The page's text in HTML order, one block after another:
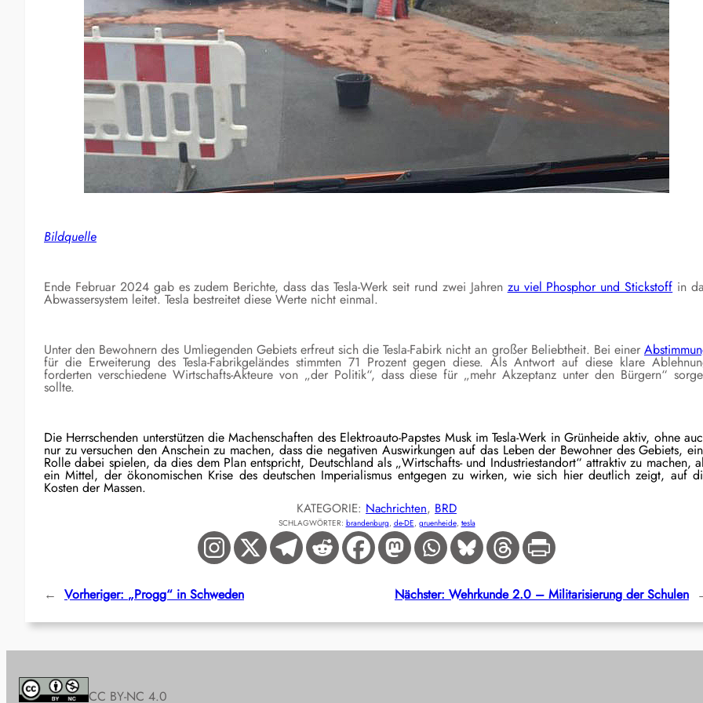
Bildquelle
Ende Februar 2024 gab es zudem Berichte, dass das Tesla-Werk seit rund zwei Jahren zu viel Phosphor und Stickstoff in
Abwassersystem leitet. Tesla bestreitet diese Werte nicht einmal.
Unter den Bewohnern des Umliegenden Gebiets erfreut sich die Tesla-Fabirk nicht an großer Beliebtheit. Bei einer
für die Erweiterung des Tesla-Fabrikgeländes stimmten 71 Prozent gegen diese. Als Antwort auf diese klare
forderten verschiedene Wirtschafts-Akteure von „der Politik“, dass diese für „mehr Akzeptanz unter den Bürgern“
sollte.
Die Herrschenden unterstützen die Machenschaften des Elektroauto-Papstes Musk im Tesla-Werk in Grünheide aktiv, ohne
nur zu versuchen den Anschein zu machen, dass die negativen Auswirkungen auf das Leben der Bewohner des Gebiets,
Rolle dabei spielen, da dies dem Plan entspricht, Deutschland als „Wirtschafts- und Industriestandort“ attraktiv zu machen,
ein Mittel, der ökonomischen Krise des deutschen Imperialismus entgegen zu wirken, wie sich hier deutlich zeigt, auf
Kosten der Massen.
KATEGORIE: Nachrichten, BRD
SCHLAGWÖRTER: brandenburg, de-DE, gruenheide, tesla
← Vorheriger: „Progg“ in Schweden Nächster: Wehrkunde 2.0 – Militarisierung der Schulen
CC BY-NC 4.0